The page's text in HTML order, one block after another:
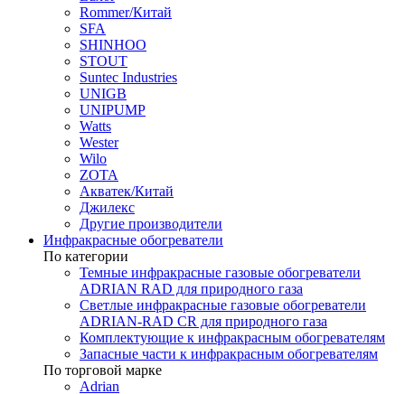
Rommer/Китай
SFA
SHINHOO
STOUT
Suntec Industries
UNIGB
UNIPUMP
Watts
Wester
Wilo
ZOTA
Акватек/Китай
Джилекс
Другие производители
Инфракрасные обогреватели
По категории
Темные инфракрасные газовые обогреватели
ADRIAN RAD для природного газа
Светлые инфракрасные газовые обогреватели
ADRIAN-RAD CR для природного газа
Комплектующие к инфракрасным обогревателям
Запасные части к инфракрасным обогревателям
По торговой марке
Adrian